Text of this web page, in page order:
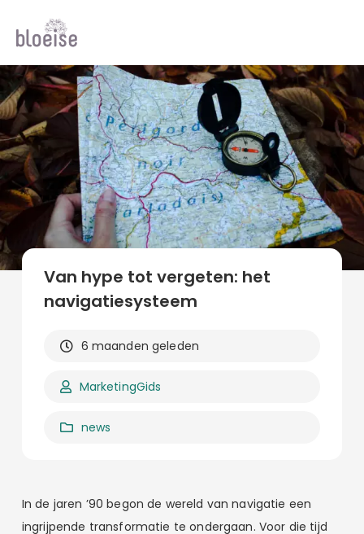
Contentmarketing
Online marketing
Branches
Marketing
Alle soorten artikelen
Alle topics
Van hype tot vergeten: het
navigatiesysteem
6 maanden geleden
MarketingGids
news
In de jaren ’90 begon de wereld van navigatie een
ingrijpende transformatie te ondergaan. Voor die tijd